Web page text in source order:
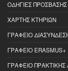
ΟΔΗΓΊΕΣ ΠΡΌΣΒΑΣΗΣ
ΧΆΡΤΗΣ ΚΤΗΡΊΩΝ
ΓΡΑΦΕΊΟ
ΓΡΑΦΕΊΟ ERASMUS+
ΓΡΑΦΕΊΟ